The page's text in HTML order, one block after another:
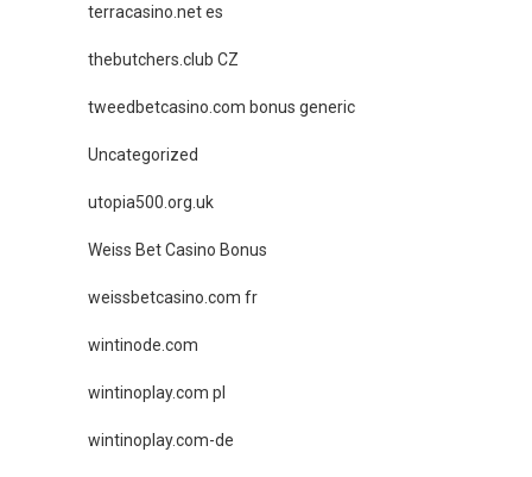
terracasino.net es
thebutchers.club CZ
tweedbetcasino.com bonus generic
Uncategorized
utopia500.org.uk
Weiss Bet Casino Bonus
weissbetcasino.com fr
wintinode.com
wintinoplay.com pl
wintinoplay.com-de